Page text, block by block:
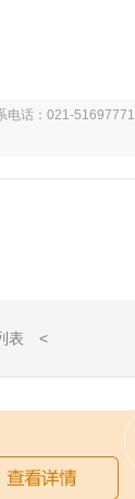
话：021-
表 <